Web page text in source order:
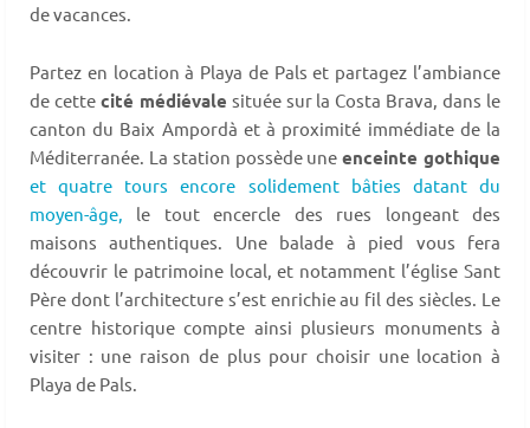
de vacances.
Partez en location à Playa de Pals et partagez l’ambiance
de cette cité médiévale située sur la Costa Brava, dans le
canton du Baix Ampordà et à proximité immédiate de la
Méditerranée. La station possède uneenceinte gothique
et quatre tours encore solidement bâties datant du
moyen-âge,
le tout encercle des rues longeant des
maisons authentiques. Une balade à pied vous fera
découvrir le patrimoine local, et notamment l’église Sant
Père dont l’architecture s’est enrichie au fil des siècles. Le
centre historique compte ainsi plusieurs monuments à
visiter : une raison de plus pour choisir une location à
Playa de Pals.